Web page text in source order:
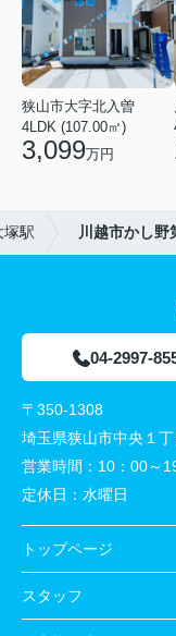
狭山市大字北入曽
4LDK (107.00㎡)
3,099万円
塚駅 川越市かし
04-2997-
〒350-1308
埼玉県狭山市中央１
営業時間： 10：00～
定休日： 水曜日
トップページ
スタッフ